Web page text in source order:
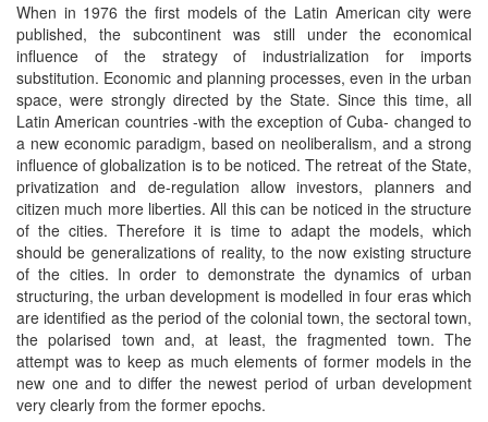
When in 1976 the first models of the Latin American city were
published, the subcontinent was still under the economical
influence of the strategy of industrialization for imports
substitution. Economic and planning processes, even in the urban
space, were strongly directed by the State. Since this time, all
Latin American countries -with the exception of Cuba- changed to
a new economic paradigm, based on neoliberalism, and a strong
influence of globalization is to be noticed. The retreat of the State,
privatization and de-regulation allow investors, planners and
citizen much more liberties. All this can be noticed in the structure
of the cities. Therefore it is time to adapt the models, which
should be generalizations of reality, to the now existing structure
of the cities. In order to demonstrate the dynamics of urban
structuring, the urban development is modelled in four eras which
are identified as the period of the colonial town, the sectoral town,
the polarised town and, at least, the fragmented town. The
attempt was to keep as much elements of former models in the
new one and to differ the newest period of urban development
very clearly from the former epochs.